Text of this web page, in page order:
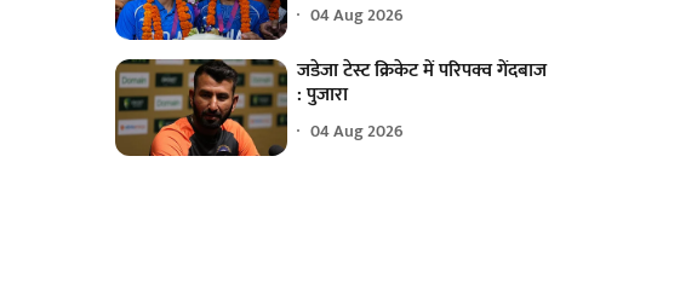
04 Aug 2026
जडेजा टेस्ट क्रिकेट में परिपक्व गेंदबाज
: पुजारा
04 Aug 2026